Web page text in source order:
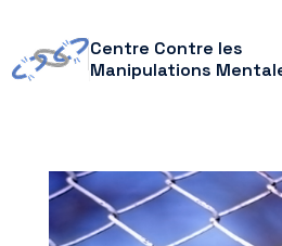
Centre Contre les
Manipulations